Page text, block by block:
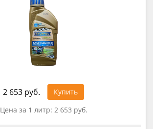
2 653 руб.
Купить
Цена за 1 литр: 2 653 руб.